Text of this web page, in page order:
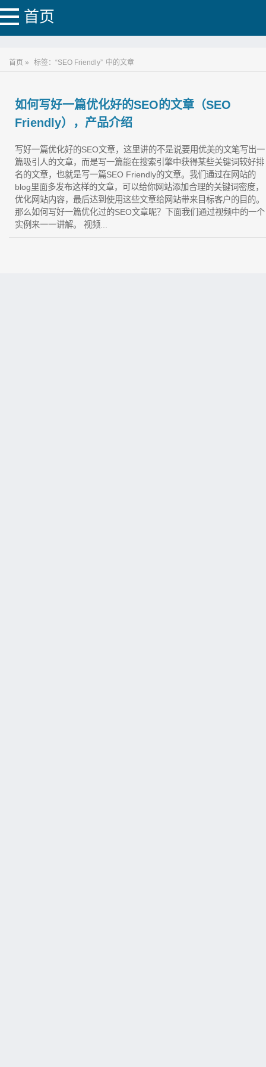
首页
首页 » 标签：“SEO Friendly” 中的文章
如何写好一篇优化好的SEO的文章（SEO
Friendly），产品介绍
写好一篇优化好的SEO文章，这里讲的不是说要用优美的文笔写出一
篇吸引人的文章，而是写一篇能在搜索引擎中获得某些关键词较好排
名的文章，也就是写一篇SEO Friendly的文章。我们通过在网站的
blog里面多发布这样的文章，可以给你网站添加合理的关键词密度，
优化网站内容，最后达到使用这些文章给网站带来目标客户的目的。
那么如何写好一篇优化过的SEO文章呢？下面我们通过视频中的一个
实例来一一讲解。 视频...